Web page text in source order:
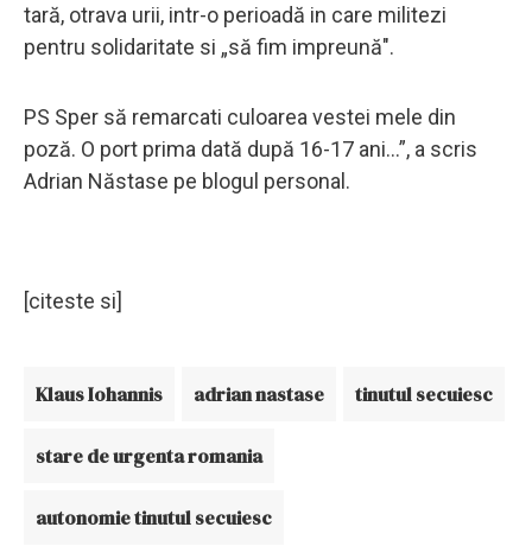
tară, otrava urii, intr-o perioadă in care militezi
pentru solidaritate si „să fim impreună".
PS Sper să remarcati culoarea vestei mele din
poză. O port prima dată după 16-17 ani...”, a scris
Adrian Năstase pe blogul personal.
[citeste si]
Klaus Iohannis adrian nastase tinutul secuiesc
stare de urgenta romania
autonomie tinutul secuiesc